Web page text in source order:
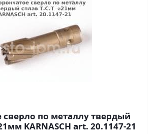
сверло по металлу твердый
сплав Т.С.Т ⌀21мм KARNASCH art. 20.1147-21